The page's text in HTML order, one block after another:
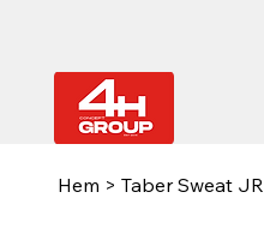
Hem > Taber Sweat JR